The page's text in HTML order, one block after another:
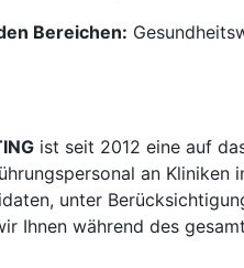
Bereichen:
ist seit 2012 eine auf
an
unter
Ihnen während des